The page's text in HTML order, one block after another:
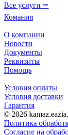
Все услуги ⭢
Комания
О компании
Новости
Документы
Реквизиты
Помощь
Условия оплаты
Условия доставки
Гарантия
© 2026
Политика
Согласие на